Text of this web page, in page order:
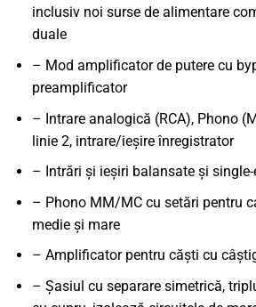
inclusiv noi surse de alimentare
duale
– Mod amplificator de putere cu
preamplificator
– Intrare analogică (RCA), Phono
linie 2, intrare/ieșire înregistrator
– Intrări și ieșiri balansate și single-
– Phono MM/MC cu setări pentru
medie și mare
– Amplificator pentru căști cu
– Șasiul cu separare simetrică,